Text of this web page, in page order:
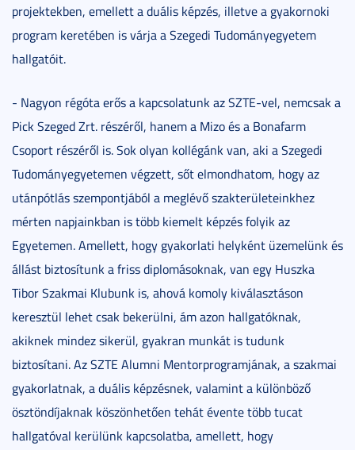
projektekben, emellett a duális képzés, illetve a gyakornoki
program keretében is várja a Szegedi Tudományegyetem
hallgatóit.
- Nagyon régóta erős a kapcsolatunk az SZTE-vel, nemcsak a
Pick Szeged Zrt. részéről, hanem a Mizo és a Bonafarm
Csoport részéről is. Sok olyan kollégánk van, aki a Szegedi
Tudományegyetemen végzett, sőt elmondhatom, hogy az
utánpótlás szempontjából a meglévő szakterületeinkhez
mérten napjainkban is több kiemelt képzés folyik az
Egyetemen. Amellett, hogy gyakorlati helyként üzemelünk és
állást biztosítunk a friss diplomásoknak, van egy Huszka
Tibor Szakmai Klubunk is, ahová komoly kiválasztáson
keresztül lehet csak bekerülni, ám azon hallgatóknak,
akiknek mindez sikerül, gyakran munkát is tudunk
biztosítani. Az SZTE Alumni Mentorprogramjának, a szakmai
gyakorlatnak, a duális képzésnek, valamint a különböző
ösztöndíjaknak köszönhetően tehát évente több tucat
hallgatóval kerülünk kapcsolatba, amellett, hogy